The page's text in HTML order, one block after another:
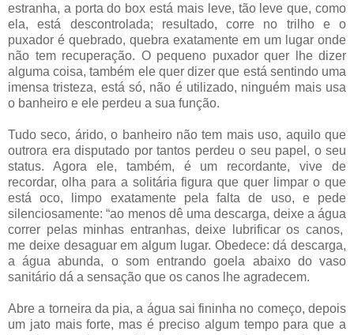
estranha, a porta do box está mais leve, tão leve que, como
ela, está descontrolada; resultado, corre no trilho e o
puxador é quebrado, quebra exatamente em um lugar onde
não tem recuperação. O pequeno puxador quer lhe dizer
alguma coisa, também ele quer dizer que está sentindo uma
imensa tristeza, está só, não é utilizado, ninguém mais usa
o banheiro e ele perdeu a sua função.
Tudo seco, árido, o banheiro não tem mais uso, aquilo que
outrora era disputado por tantos perdeu o seu papel, o seu
status. Agora ele, também, é um recordante, vive de
recordar, olha para a solitária figura que quer limpar o que
está oco, limpo exatamente pela falta de uso, e pede
silenciosamente: “ao menos dê uma descarga, deixe a água
correr pelas minhas entranhas, deixe lubrificar os canos,
me deixe desaguar em algum lugar. Obedece: dá descarga,
a água abunda, o som entrando goela abaixo do vaso
sanitário dá a sensação que os canos lhe agradecem.
Abre a torneira da pia, a água sai fininha no começo, depois
um jato mais forte, mas é preciso algum tempo para que a